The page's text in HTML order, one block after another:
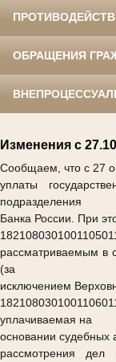
ОБРАЩЕНИЯ
Изменения с
Сообщаем, что с 27
уплаты
подразделения
Банка России. При
рассматриваемым в
(за
исключением
уплачиваемая на
основании судебных
рассмотрения